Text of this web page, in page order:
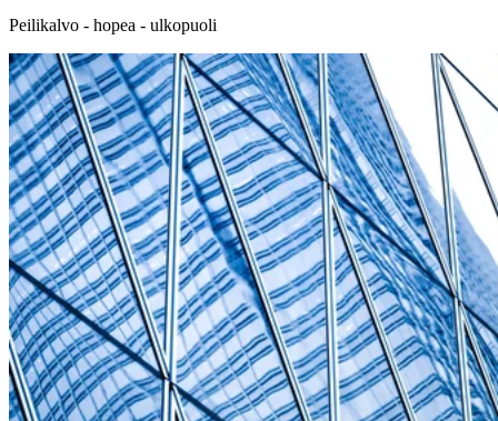
Peilikalvo - hopea - ulkopuoli